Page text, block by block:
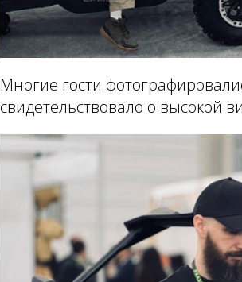
Многие гости
свидетельствовало о высокой